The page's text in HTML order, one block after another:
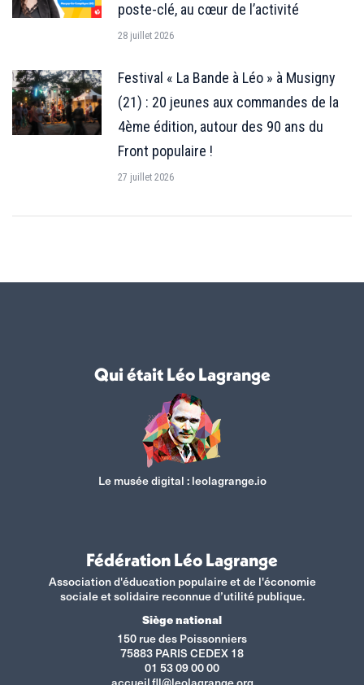
poste-clé, au cœur de l’activité
28 juillet 2026
Festival « La Bande à Léo » à Musigny
(21) : 20 jeunes aux commandes de la
4ème édition, autour des 90 ans du
Front populaire !
27 juillet 2026
Qui était Léo Lagrange
Le musée digital : leolagrange.io
Fédération Léo Lagrange
Association d'éducation populaire et de l'économie
sociale et solidaire reconnue d’utilité publique.
Siège national
150 rue des Poissonniers
75883 PARIS CEDEX 18
01 53 09 00 00